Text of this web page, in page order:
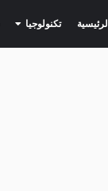
الرئيسية تكنولوجيا (current)